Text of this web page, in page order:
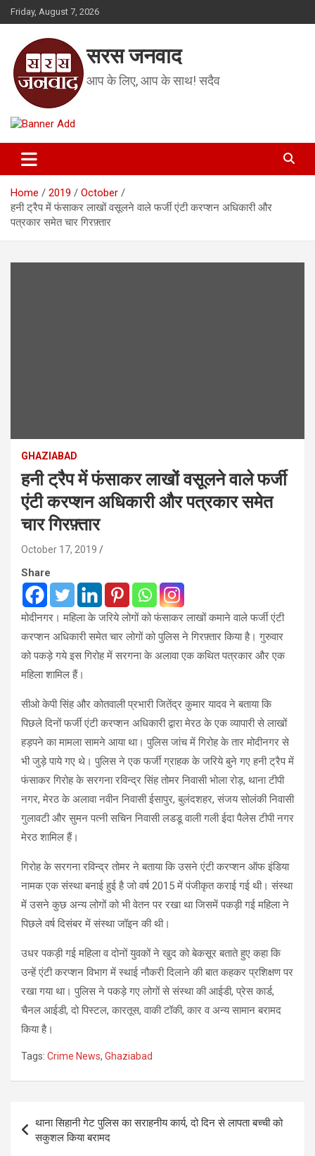
Skip
to
Friday, August 7, 2026
सरस जनवाद
आप के लिए, आप के साथ! सदैव
Home 2019
October
हनी ट्रैप में फंसाकर लाखों वसूलने वाले फर्जी एंटी करप्शन अधिकारी और
पत्रकार समेत चार गिरफ़्तार
GHAZIABAD
हनी ट्रैप में फंसाकर लाखों वसूलने वाले फर्जी
एंटी करप्शन अधिकारी और पत्रकार समेत
चार गिरफ़्तार
October 17, 2019
Share
मोदीनगर। महिला के जरिये लोगों को फंसाकर लाखों कमाने वाले फर्जी एंटी
करप्शन अधिकारी समेत चार लोगों को पुलिस ने गिरफ़्तार किया है। गुरुवार
को पकड़े गये इस गिरोह में सरगना के अलावा एक कथित पत्रकार और एक
महिला शामिल हैं।
सीओ केपी सिंह और कोतवाली प्रभारी जितेंद्र कुमार यादव ने बताया कि
पिछले दिनों फर्जी एंटी करप्शन अधिकारी द्वारा मेरठ के एक व्यापारी से लाखों
हड़पने का मामला सामने आया था। पुलिस जांच में गिरोह के तार मोदीनगर से
भी जुड़े पाये गए थे। पुलिस ने एक फर्जी ग्राहक के जरिये बुने गए हनी ट्रैप में
फंसाकर गिरोह के सरगना रविन्द्र सिंह तोमर निवासी भोला रोड़, थाना टीपी
नगर, मेरठ के अलावा नवीन निवासी ईसापुर, बुलंदशहर, संजय सोलंकी निवासी
गुलावटी और सुमन पत्नी सचिन निवासी लडडू वाली गली ईदा पैलेस टीपी नगर
मेरठ शामिल हैं।
गिरोह के सरगना रविन्द्र तोमर ने बताया कि उसने एंटी करप्शन ऑफ इंडिया
नामक एक संस्था बनाई हुई है जो वर्ष 2015 में पंजीकृत कराई गई थी। संस्था
में उसने कुछ अन्य लोगों को भी वेतन पर रखा था जिसमें पकड़ी गई महिला ने
पिछले वर्ष दिसंबर में संस्था जॉइन की थी।
उधर पकड़ी गई महिला व दोनों युवकों ने खुद को बेकसूर बताते हुए कहा कि
उन्हें एंटी करप्शन विभाग में स्थाई नौकरी दिलाने की बात कहकर प्रशिक्षण पर
रखा गया था। पुलिस ने पकड़े गए लोगों से संस्था की आईडी, प्रेस कार्ड,
चैनल आईडी, दो पिस्टल, कारतूस, वाकी टॉकी, कार व अन्य सामान बरामद
किया है।
Tags: Crime News, Ghaziabad
navigation
थाना सिहानी गेट पुलिस का सराहनीय कार्य, दो दिन से लापता बच्ची को
सकुशल किया बरामद